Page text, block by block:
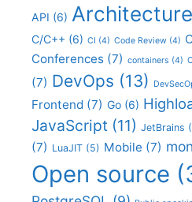
API (6) Architecture
C/C++ (6) CI (4) Code Review (4)
Conferences (7) containers (4)
(7) DevOps (13)
Frontend (7) Go (6)
JavaScript (11) JetBrains
(7) LuaJIT (5) Mobile (7)
Open source